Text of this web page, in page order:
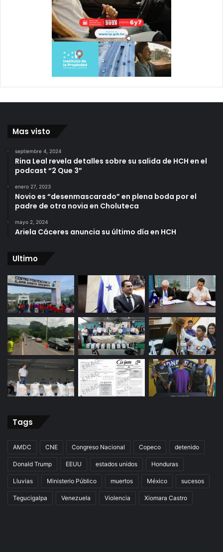
Mas visto
septiembre 4, 2024
Rina Leal revela detalles sobre su salida de HCH en el
podcast “2 Que 3”
enero 27, 2023
Novio es “desenmascarado” en plena boda por el
padre de otra novia en Choluteca
mayo 2, 2024
Ariela Cáceres anuncia su último día en HCH
Ultimo
Tags
AMDC CNE Congreso Nacional Copeco detenido
Donald Trump EEUU estados unidos Honduras
Lluvias Ministerio Público muertos México sucesos
Tegucigalpa Venezuela Violencia Xiomara Castro